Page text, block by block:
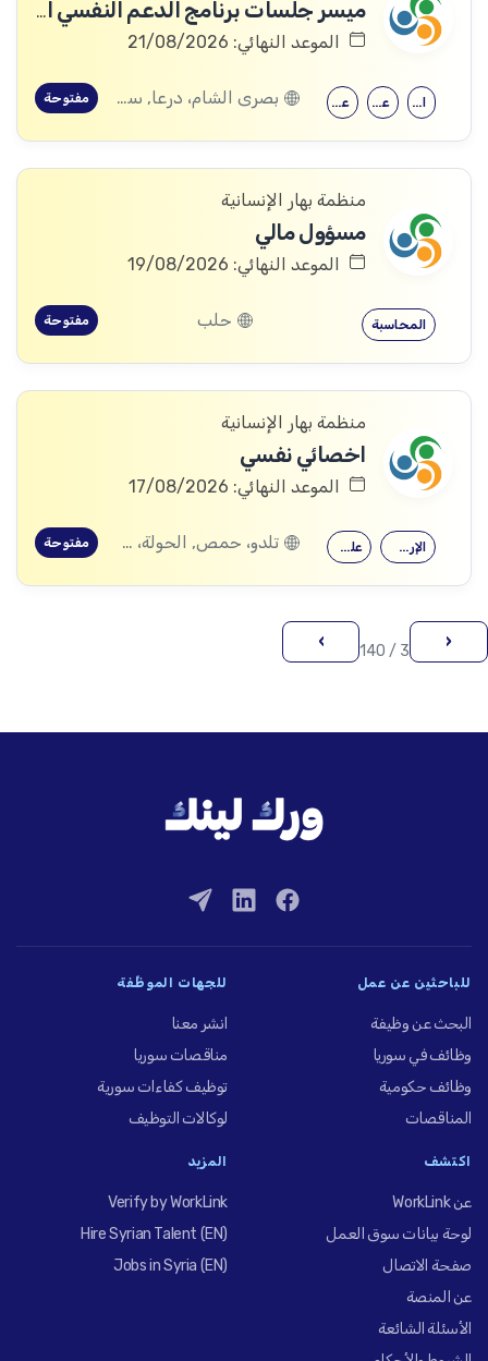
ميسر جلسات برنامج الدعم النفسي الاجتماعي
الموعد النهائي: 21/08/2026
علم اجتماع علم النفس الحقوق بصرى الشام، درعا, سعسع، ريف دمشق, المسيفرة، درعا, قدسيا، ريف دمشق, قطنا، ريف دمشق, مضايا، ريف دمشق, المزرعة، السويداء, الجيزة، درعا, الديماس، ريف دمشق, سرغايا، ريف دمشق, بيت جن، ريف دمشق, عين الفيجة، ريف دمشق, خربة غزالة، درعا, عش الشجرة، درعا, داعل، درعا, المزيريب، درعا, كوم الباشا، القنيطرة, جباتا الخشب، القنيطرة, ممتنة، القنيطرة, نبع الصخر، القنيطرة, خان أرنبة، القنيطرة, مشناف، السويداء مفتوحة
منظمة بهار الإنسانية
مسؤول مالي
الموعد النهائي: 19/08/2026
المحاسبة حلب مفتوحة
منظمة بهار الإنسانية
اخصائي نفسي
الموعد النهائي: 17/08/2026
علم النفس الإرشاد النفسي تلدو، حمص, الحولة، حمص مفتوحة
‹
3 / 140
›
للباحثين عن عمل
البحث عن وظيفة
وظائف في سوريا
وظائف حكومية
المناقصات
للجهات الموظِّفة
انشر معنا
مناقصات سوريا
توظيف كفاءات سورية
لوكالات التوظيف
اكتشف
عن WorkLink
لوحة بيانات سوق العمل
صفحة الاتصال
عن المنصة
الأسئلة الشائعة
المزيد
Verify by WorkLink
Hire Syrian Talent (EN)
Jobs in Syria (EN)